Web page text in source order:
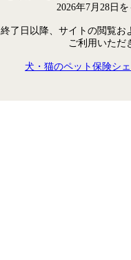
2026年7月28日
終了日以降、サイトの閲覧お
ご利用いただ
犬・猫のペット保険シ